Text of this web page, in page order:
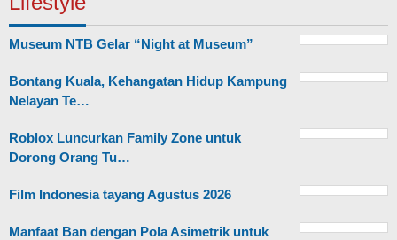
Museum NTB Gelar “Night at Museum”
Bontang Kuala, Kehangatan Hidup Kampung
Nelayan Te…
Roblox Luncurkan Family Zone untuk
Dorong Orang Tu…
Film Indonesia tayang Agustus 2026
Manfaat Ban dengan Pola Asimetrik untuk